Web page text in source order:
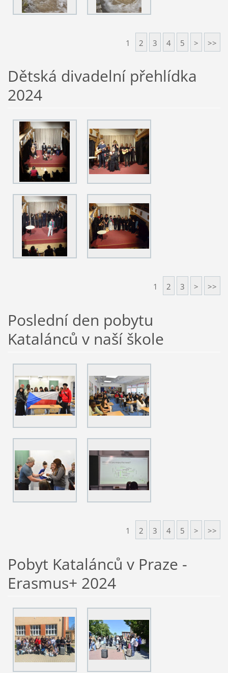
1 2 3 4 5 > >>
Dětská divadelní přehlídka
2024
1 2 3 > >>
Poslední den pobytu
Katalánců v naší škole
1 2 3 4 5 > >>
Pobyt Katalánců v Praze -
Erasmus+ 2024